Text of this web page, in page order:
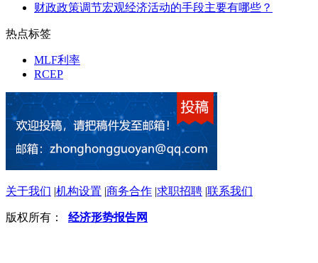
财政政策调节宏观经济活动的手段主要有哪些？
热点标签
MLF利率
RCEP
关于我们 |机构设置 |商务合作 |求职招聘 |联系我们
版权所有： 经济形势报告网